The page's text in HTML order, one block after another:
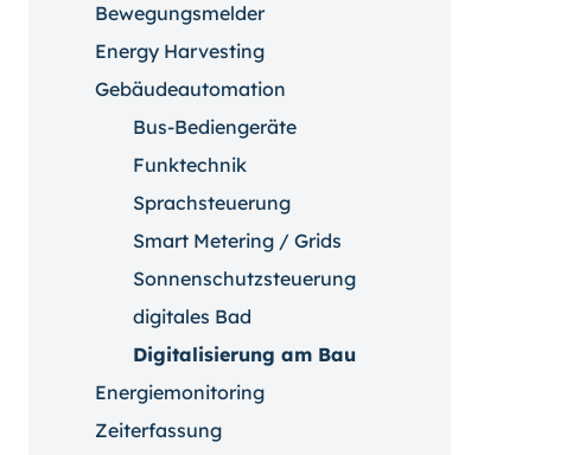
Bewegungsmelder
Energy Harvesting
Gebäudeautomation
Bus-Bediengeräte
Funktechnik
Sprachsteuerung
Smart Metering / Grids
Sonnenschutzsteuerung
digitales Bad
Digitalisierung am Bau
Energiemonitoring
Zeiterfassung